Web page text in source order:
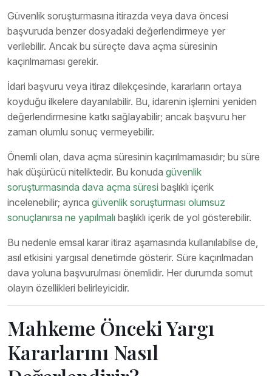
Güvenlik soruşturmasına itirazda veya dava öncesi
başvuruda benzer dosyadaki değerlendirmeye yer
verilebilir. Ancak bu süreçte dava açma süresinin
kaçırılmaması gerekir.
İdari başvuru veya itiraz dilekçesinde, kararların ortaya
koyduğu ilkelere dayanılabilir. Bu, idarenin işlemini yeniden
değerlendirmesine katkı sağlayabilir; ancak başvuru her
zaman olumlu sonuç vermeyebilir.
Önemli olan, dava açma süresinin kaçırılmamasıdır; bu süre
hak düşürücü niteliktedir. Bu konuda güvenlik
soruşturmasında dava açma süresi başlıklı içerik
incelenebilir; ayrıca güvenlik soruşturması olumsuz
sonuçlanırsa ne yapılmalı başlıklı içerik de yol gösterebilir.
Bu nedenle emsal karar itiraz aşamasında kullanılabilse de,
asıl etkisini yargısal denetimde gösterir. Süre kaçırılmadan
dava yoluna başvurulması önemlidir. Her durumda somut
olayın özellikleri belirleyicidir.
Mahkeme Önceki Yargı
Kararlarını Nasıl